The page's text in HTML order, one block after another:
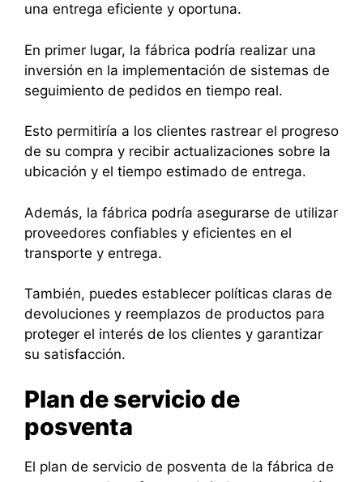
una entrega eficiente y oportuna.
En primer lugar, la fábrica podría realizar una
inversión en la implementación de sistemas de
seguimiento de pedidos en tiempo real.
Esto permitiría a los clientes rastrear el progreso
de su compra y recibir actualizaciones sobre la
ubicación y el tiempo estimado de entrega.
Además, la fábrica podría asegurarse de utilizar
proveedores confiables y eficientes en el
transporte y entrega.
También, puedes establecer políticas claras de
devoluciones y reemplazos de productos para
proteger el interés de los clientes y garantizar
su satisfacción.
Plan de servicio de
posventa
El plan de servicio de posventa de la fábrica de